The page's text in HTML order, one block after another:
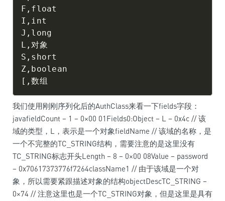
F,float
I,int
J,long
L,对象
S,short
Z,boolean
我们使用刚刚序列化后的AuthClass来看一下fields字段：
javafieldCount – 1 – 0×00 01Fields0:Object – L – 0x4c // 该
域的类型，L，表示是一个对象fieldName // 该域的名称，是
一个不完整的TC_STRING结构，需要注意的是这里没有
TC_STRING标志开头Length – 8 – 0×00 08Value – password
– 0x70617373776f7264className1 // 由于该域是一个对
象，所以需要紧跟描述对象的结构objectDescTC_STRING –
0×74 // 注意这里也是一个TC_STRING对象，但是这里是具有